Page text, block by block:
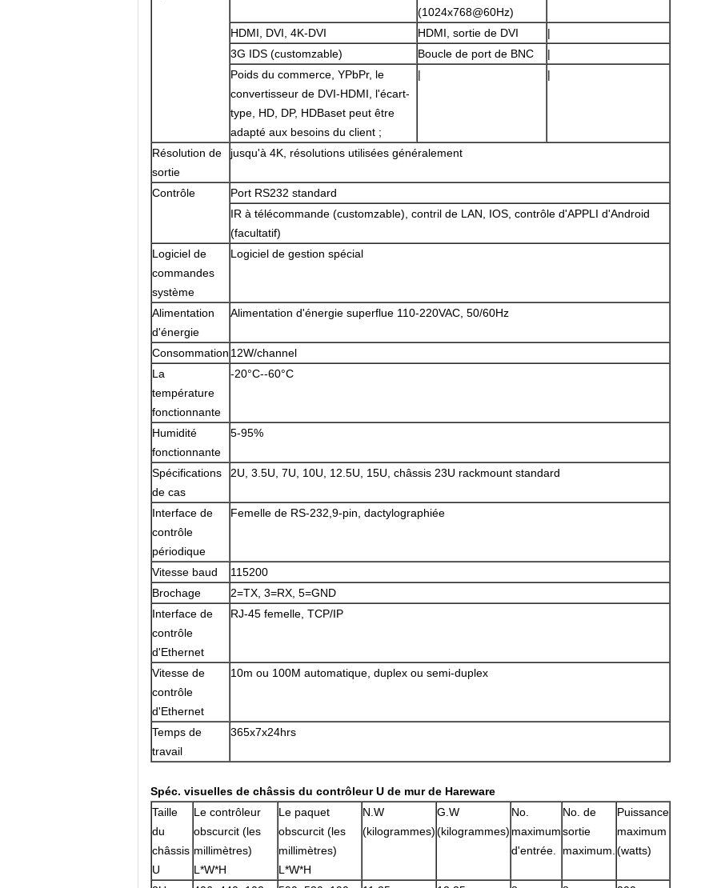
(1024x768@60Hz)
HDMI, DVI, 4K-DVI HDMI, sortie de DVI
|
3G IDS (customzable)
Boucle de port de BNC
|
Poids du commerce, YPbPr, le
convertisseur de DVI-HDMI, l'écart-
type, HD, DP, HDBaset peut être
adapté aux besoins du client ;
| |
Résolution de
sortie
jusqu'à 4K, résolutions utilisées généralement
Contrôle
Port RS232 standard
IR à télécommande (customzable), contril de LAN, IOS, contrôle d'APPLI d'Android
(facultatif)
Logiciel de
commandes
système
Logiciel de gestion spécial
Alimentation
d'énergie
Alimentation d'énergie superflue 110-220VAC, 50/60Hz
Consommation 12W/channel
La
température
fonctionnante
-20°C--60°C
Humidité
fonctionnante
5-95%
Spécifications
de cas
2U, 3.5U, 7U, 10U, 12.5U, 15U, châssis 23U rackmount standard
Interface de
contrôle
périodique
Femelle de RS-232,9-pin, dactylographiée
Vitesse baud
115200
Brochage
2=TX, 3=RX, 5=GND
Interface de
contrôle
d'Ethernet
RJ-45 femelle, TCP/IP
Vitesse de
contrôle
d'Ethernet
10m ou 100M automatique, duplex ou semi-duplex
Temps de
travail
365x7x24hrs
Spéc. visuelles de châssis du contrôleur U de mur de Hareware
Taille
du
châssis
U
Le contrôleur
obscurcit (les
millimètres)
L*W*H
Le paquet
obscurcit (les
millimètres)
L*W*H
N.W
(kilogrammes)
G.W
(kilogrammes)
No.
maximum
d'entrée.
No. de
sortie
maximum.
Puissance
maximum
(watts)